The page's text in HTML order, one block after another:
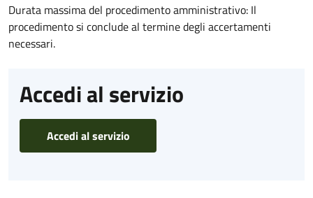
Durata massima del procedimento amministrativo: Il
procedimento si conclude al termine degli accertamenti
necessari.
Accedi al servizio
Accedi al servizio